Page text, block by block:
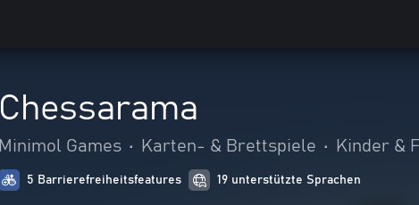
Chessarama
Minimol Games • Karten- & Brettspiele • Kinder &
5 Barrierefreiheitsfeatures 19 unterstützte Sprachen